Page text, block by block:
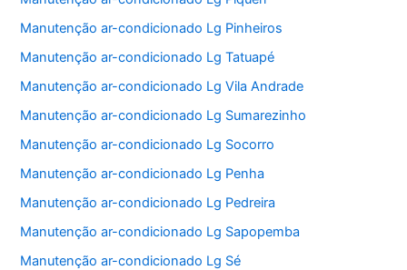
Manutenção ar-condicionado Lg Pinheiros
Manutenção ar-condicionado Lg Tatuapé
Manutenção ar-condicionado Lg Vila Andrade
Manutenção ar-condicionado Lg Sumarezinho
Manutenção ar-condicionado Lg Socorro
Manutenção ar-condicionado Lg Penha
Manutenção ar-condicionado Lg Pedreira
Manutenção ar-condicionado Lg Sapopemba
Manutenção ar-condicionado Lg Sé